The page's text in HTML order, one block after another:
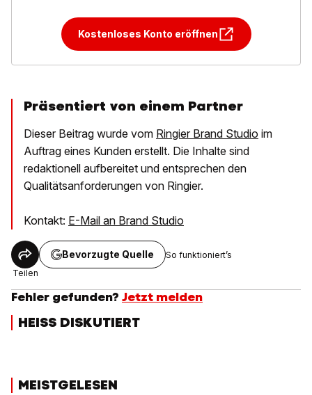
Kostenloses Konto eröffnen
Präsentiert von einem Partner
Dieser Beitrag wurde vom Ringier Brand Studio im
Auftrag eines Kunden erstellt. Die Inhalte sind
redaktionell aufbereitet und entsprechen den
Qualitätsanforderungen von Ringier.
Kontakt: E-Mail an Brand Studio
Teilen
Bevorzugte Quelle So funktioniert’s
Fehler gefunden? Jetzt melden
HEISS DISKUTIERT
MEISTGELESEN